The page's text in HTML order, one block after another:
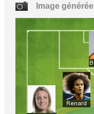
Image générée